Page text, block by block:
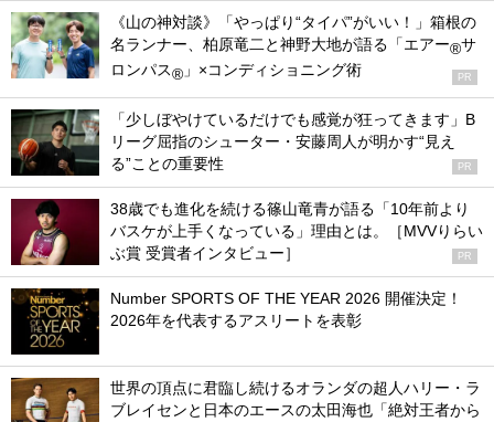
《山の神対談》「やっぱり“タイパ”がいい！」箱根の
名ランナー、柏原竜二と神野大地が語る「エアー®サ
ロンパス® 」×コンディショニング術 PR
「少しぼやけているだけでも感覚が狂ってきます」B
リーグ屈指のシューター・安藤周人が明かす“見え
る”ことの重要性
PR
38歳でも進化を続ける篠山竜青が語る「10年前より
バスケが上手くなっている」理由とは。［MVVりらい
ぶ賞 受賞者インタビュー］
PR
Number SPORTS OF THE YEAR 2026 開催決定！
2026年を代表するアスリートを表彰
世界の頂点に君臨し続けるオランダの超人ハリー・ラ
ブレイセンと日本のエースの太田海也「絶対王者から